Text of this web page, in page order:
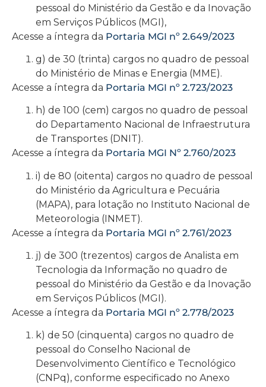
pessoal do Ministério da Gestão e da Inovação
em Serviços Públicos (MGI),
Acesse a íntegra da Portaria MGI nº 2.649/2023
g) de 30 (trinta) cargos no quadro de pessoal
do Ministério de Minas e Energia (MME).
Acesse a íntegra da Portaria MGI nº 2.723/2023
h) de 100 (cem) cargos no quadro de pessoal
do Departamento Nacional de Infraestrutura
de Transportes (DNIT).
Acesse a íntegra da Portaria MGI Nº 2.760/2023
i) de 80 (oitenta) cargos no quadro de pessoal
do Ministério da Agricultura e Pecuária
(MAPA), para lotação no Instituto Nacional de
Meteorologia (INMET).
Acesse a íntegra da Portaria MGI nº 2.761/2023
j) de 300 (trezentos) cargos de Analista em
Tecnologia da Informação no quadro de
pessoal do Ministério da Gestão e da Inovação
em Serviços Públicos (MGI).
Acesse a íntegra da Portaria MGI nº 2.778/2023
k) de 50 (cinquenta) cargos no quadro de
pessoal do Conselho Nacional de
Desenvolvimento Científico e Tecnológico
(CNPq), conforme especificado no Anexo